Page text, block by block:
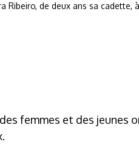
Ribeiro, de deux ans sa cadette,
femmes et des jeunes